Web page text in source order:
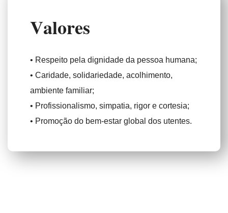
Valores
• Respeito pela dignidade da pessoa humana;
• Caridade, solidariedade, acolhimento,
ambiente familiar;
• Profissionalismo, simpatia, rigor e cortesia;
• Promoção do bem-estar global dos utentes.